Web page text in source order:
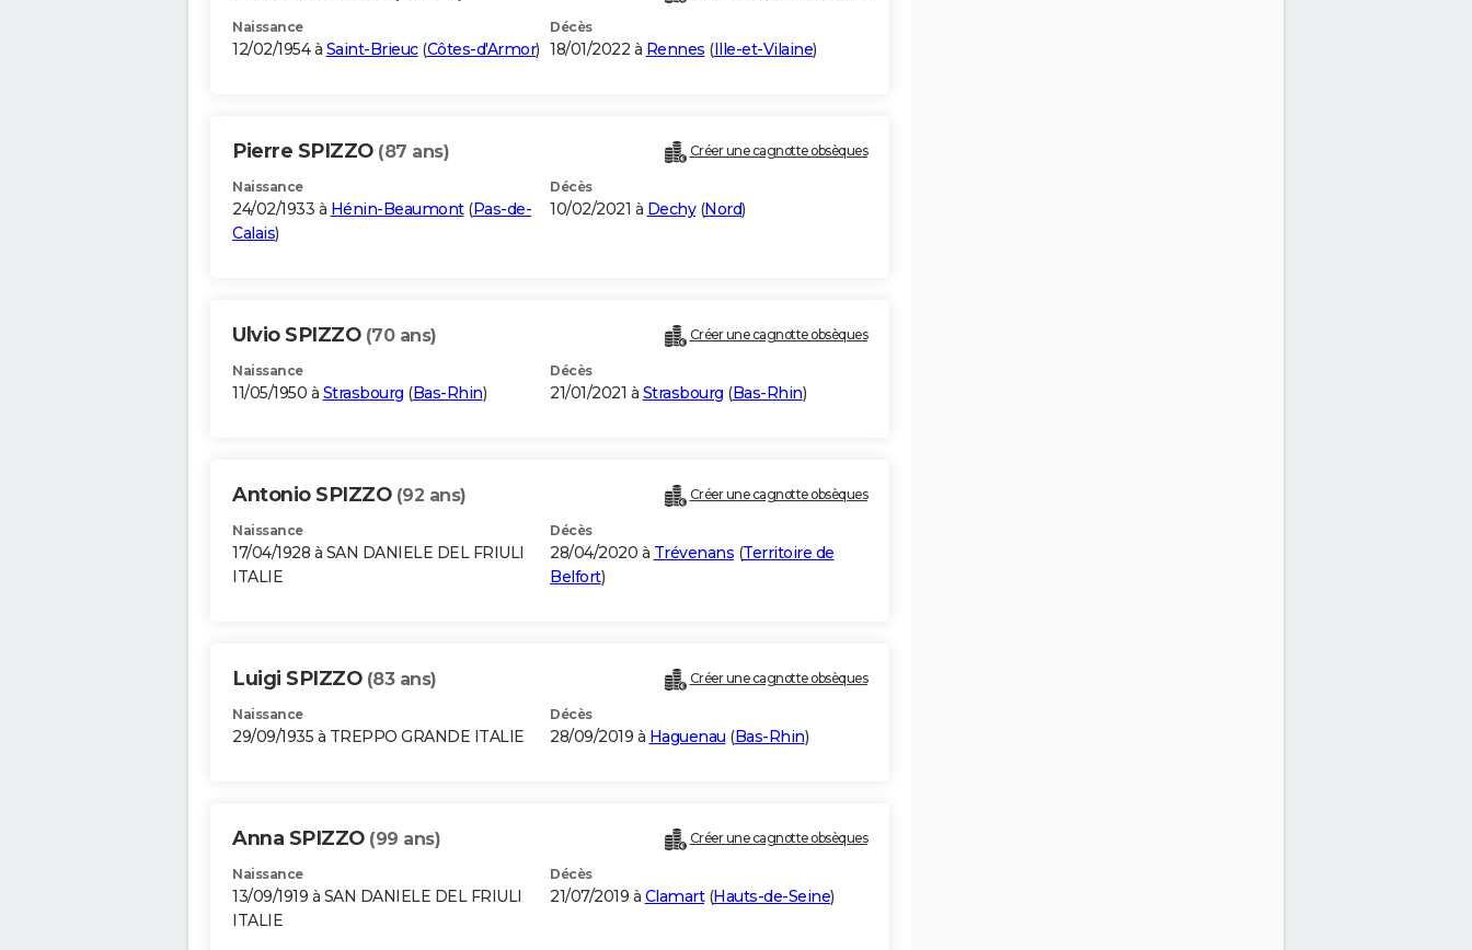
Naissance
12/02/1954 à Saint-Brieuc(Côtes-d'Armor)
Décès
18/01/2022 à Rennes (Ille-et-Vilaine)
Pierre SPIZZO (87 ans) Créer une cagnotte obsèques
Naissance
24/02/1933 à Hénin-Beaumont(Pas-de-
Calais)
Décès
10/02/2021 à Dechy(Nord)
Ulvio SPIZZO (70 ans) Créer une cagnotte obsèques
Naissance
11/05/1950 à Strasbourg (Bas-Rhin)
Décès
21/01/2021 à Strasbourg (Bas-Rhin)
Antonio SPIZZO (92 ans) Créer une cagnotte obsèques
Naissance
17/04/1928 à SAN DANIELE DEL FRIULI
ITALIE
Décès
28/04/2020 à Trévenans (Territoire de
Belfort)
Luigi SPIZZO (83 ans) Créer une cagnotte obsèques
Naissance
29/09/1935 à TREPPO GRANDE ITALIE
Décès
28/09/2019 à Haguenau (Bas-Rhin)
Anna SPIZZO (99 ans) Créer une cagnotte obsèques
Naissance
13/09/1919 à SAN DANIELE DEL FRIULI
ITALIE
Décès
21/07/2019 à Clamart(Hauts-de-Seine)